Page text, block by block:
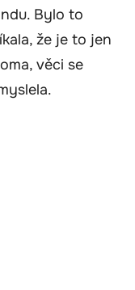
Bylo to
že je to jen
věci se